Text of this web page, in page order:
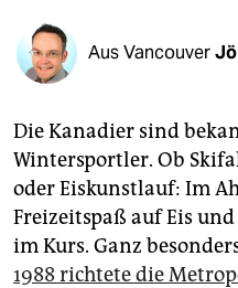
fragen & hilfe
abo
genossenschaft
epaper login
Aus Vancouver
Die Kanadier sind
Wintersportler. Ob
oder Eiskunstlauf: Im
Freizeitspaß auf Eis
im Kurs. Ganz
1988 richtete die